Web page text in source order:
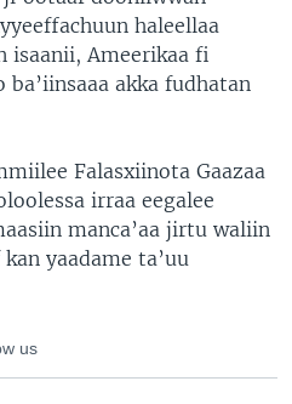
haleellaa
isaanii, Ameerikaa fi
akka fudhatan
Falasxiinota Gaazaa
irraa eegalee
manca’aa jirtu waliin
yaadame ta’uu
us